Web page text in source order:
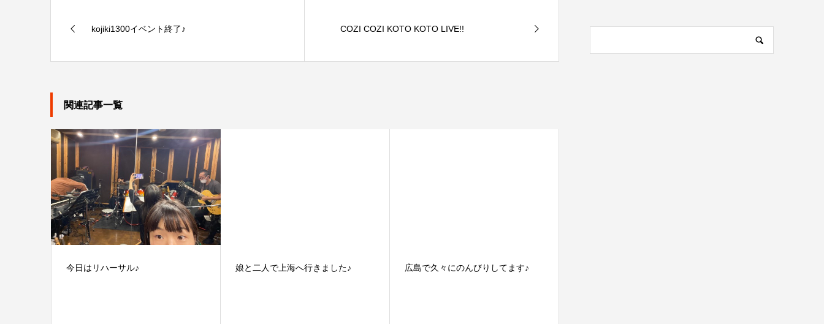
kojiki1300イベント終了♪ COZI COZI KOTO KOTO LIVE!!
関連記事一覧
今日はリハーサル♪ 娘と二人で上海へ行きました♪ 広島で久々にのんびりしてます♪